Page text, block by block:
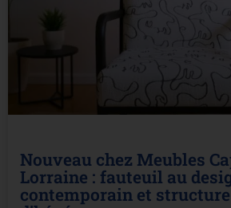
Nouveau chez Meubles
Lorraine : fauteuil au
contemporain et